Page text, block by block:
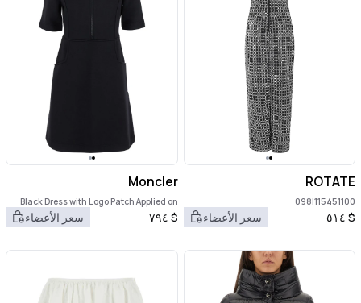
ROTATE
115451100|098
$ ٥١٤ سعر الأعضاء
Moncler
Black Dress with Logo Patch Applied on
the Sleeve in Cotton Blend Woman
$ ٧٩٤ سعر الأعضاء